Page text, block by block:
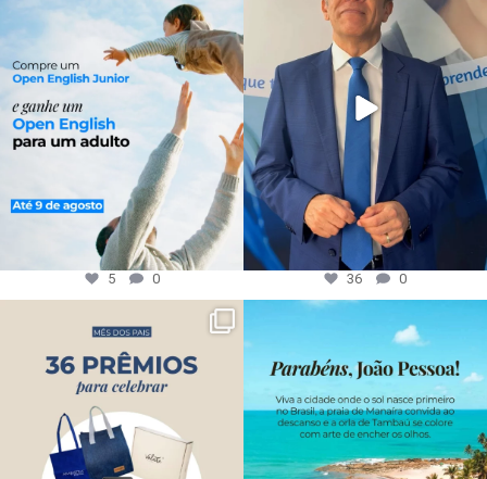
5 0 36 0